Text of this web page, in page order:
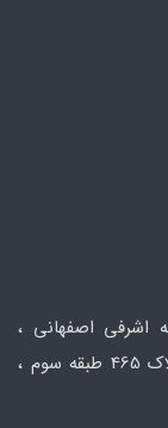
اشرفی اصفهانی ،
ابتدای جلال آل احمد ، نبش جلال و اشرفی پلاک 465 طبقه سوم ،